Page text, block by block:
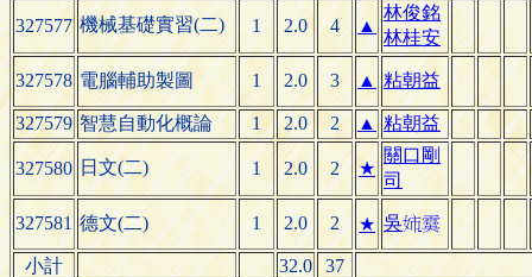
327577 機械基礎實習(二) 1 2.0 4 ▲
林俊銘
林桂安
327578 電腦輔助製圖 1 2.0 3 ▲ 粘朝益
327579 智慧自動化概論 1 2.0 2 ▲ 粘朝益
327580 日文(二) 1 2.0 2 ★
關口剛
司
327581 德文(二) 1 2.0 2 ★ 吳
小計 32.0 37